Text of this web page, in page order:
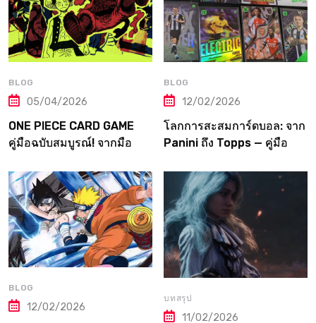
BLOG
05/04/2026
ONE PIECE CARD GAME
คู่มือฉบับสมบูรณ์! จากมือ
วงการการ์ด
BLOG
12/02/2026
โลกการสะสมการ์ดบอล: จาก
Panini ถึง Topps — คู่มือ
BLOG
12/02/2026
บทสรุป
11/02/2026